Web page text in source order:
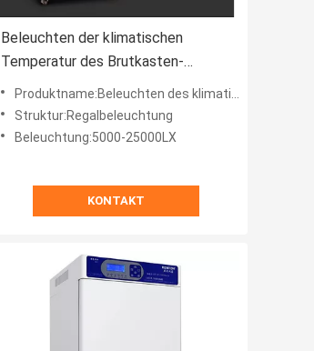
Beleuchten der klimatischen
Temperatur des Brutkasten-
Pflanzenwachstums-5000LX und
der Feuchtigkeits-Kammer
Produktname:Beleuchten des klimatischen Brutkastens
Struktur:Regalbeleuchtung
Beleuchtung:5000-25000LX
KONTAKT